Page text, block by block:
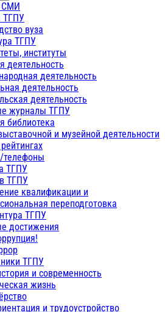
СМИ
ТГПУ
вуза
ТГПУ
институты
деятельность
деятельность
деятельность
деятельность
журналы ТГПУ
библиотека
и музейной деятельности
телефоны
ТГПУ
ТГПУ
квалификации и
переподготовка
ТГПУ
достижения
ТГПУ
и современность
жизнь
и трудоустройство